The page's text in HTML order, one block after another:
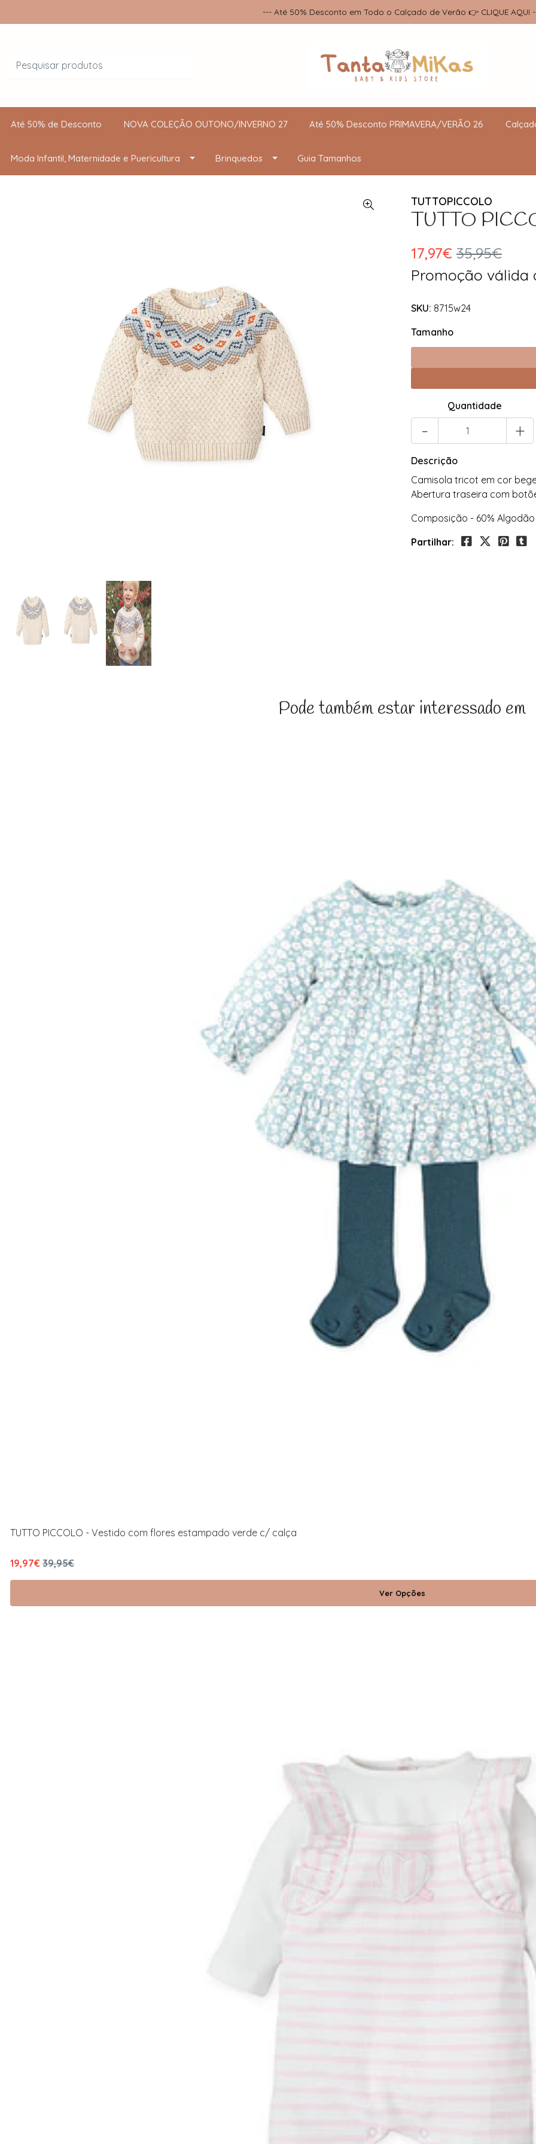
--- Até 50% Desconto em Todo o Calçado de Verão 👉 CLIQUE AQUI
Até 50% de Desconto NOVA COLEÇÃO OUTONO/INVERNO 27 Até 50% Desconto PRIMAVERA/VERÃO 26
Moda Infantil, Maternidade e Puericultura Brinquedos Guia Tamanhos
TUTTOPICCOLO
TUTTO
17,97€ 35,95€
Promoção válida
SKU: 8715w24
Tamanho
Quantidade
- +
Descrição
Camisola tricot em cor
Abertura traseira com
Composição - 60% Algodão
Partilhar:
Pode também estar interessado em
TUTTO PICCOLO - Vestido com flores estampado verde c/ calça
19,97€ 39,95€
Ver Opções